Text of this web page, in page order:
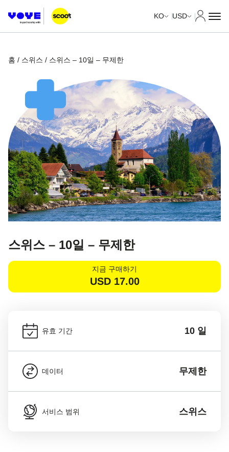
KO USD
홈 / 스위스 / 스위스 – 10일 – 무제한
스위스 – 10일 – 무제한
지금 구매하기
USD 17.00
유효 기간 10 일
데이터 무제한
서비스 범위 스위스